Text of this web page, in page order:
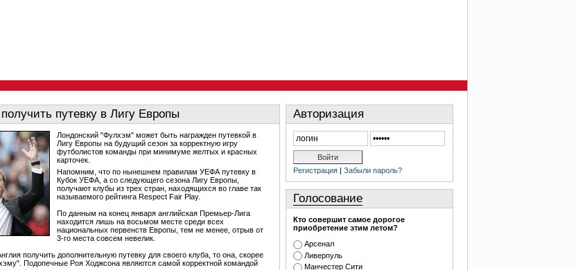
путевку в Лигу Европы
Лондонский "Фулхэм" может быть награжден путевкой в
Лигу Европы на будущий сезон за корректную игру
футболистов команды при минимуме желтых и красных
карточек.
Напомним, что по нынешнем правилам УЕФА путевку в
Кубок УЕФА, а со следующего сезона Лигу Европы,
получают клубы из трех стран, находящихся во главе так
называемого рейтинга Respect Fair Play.
По данным на конец января английская Премьер-Лига
находится лишь на восьмом месте среди всех
национальных первенств Европы, тем не менее, отрыв от
3-го места совсем невелик.
получить дополнительную путевку для своего клуба, то она, скорее
Подопечные Роя Ходжсона являются самой корректной командой
Авторизация
Регистрация | Забыли пароль?
Голосование
Кто совершит самое дорогое
приобретение этим летом?
Арсенал
Ливерпуль
Манчестер Сити